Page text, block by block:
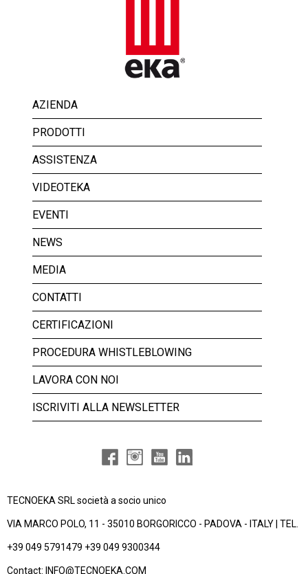
AZIENDA
PRODOTTI
ASSISTENZA
VIDEOTEKA
EVENTI
NEWS
MEDIA
CONTATTI
CERTIFICAZIONI
PROCEDURA WHISTLEBLOWING
LAVORA CON NOI
ISCRIVITI ALLA NEWSLETTER
TECNOEKA SRL società a socio unico
VIA MARCO POLO, 11 - 35010 BORGORICCO - PADOVA - ITALY | TEL.
+39 049 5791479 +39 049 9300344
Contact: INFO@TECNOEKA.COM